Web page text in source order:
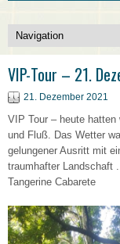
VIP-Tour – 21.
21. Dezember 2021
VIP Tour – heute hatten
und Fluß. Das Wetter
gelungener Ausritt mit
traumhafter Landschaft
Tangerine Cabarete